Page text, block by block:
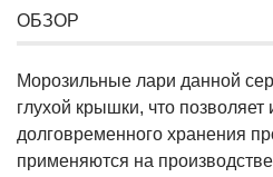
ОБЗОР
Морозильные лари данной
глухой крышки, что позволяет
долговременного хранения
применяются на